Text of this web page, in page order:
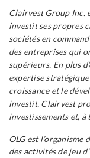
Clairvest Group Inc.
investit ses propres
sociétés en
des entreprises qui
supérieurs. En plus
expertise
croissance et le
investit. Clairvest
investissements et,
OLG est
des activités de jeu